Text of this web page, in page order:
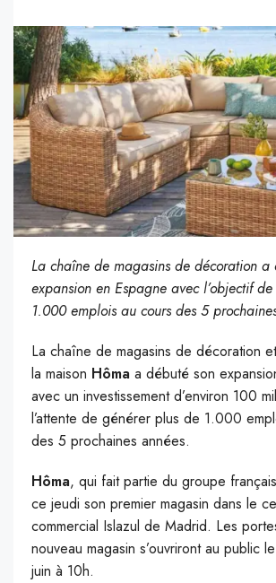
La chaîne de magasins de décoration a
expansion en Espagne avec l’objectif
1.000 emplois au cours des 5
La chaîne de magasins de décoration
la maison Hôma a débuté son
avec un investissement d’environ 100
l’attente de générer plus de 1.000
des 5 prochaines années.
Hôma, qui fait partie du groupe français
ce jeudi son premier magasin dans le
commercial Islazul de Madrid. Les
nouveau magasin s’ouvriront au public
juin à 10h.